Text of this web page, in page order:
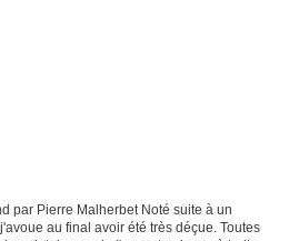
par Pierre Malherbet Noté suite à un
au final avoir été très déçue. Toutes